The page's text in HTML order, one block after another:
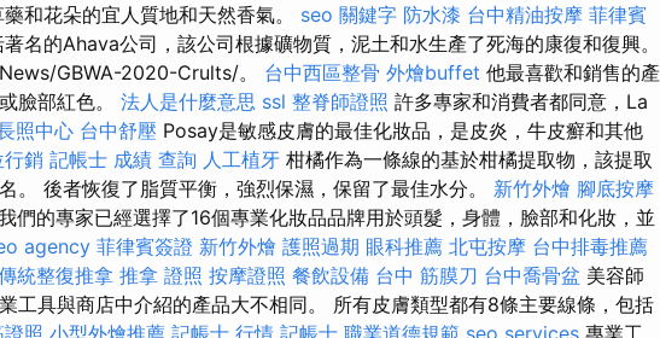
和花朵的宜人質地和天然香氣。 seo 關鍵字 防水漆 台中精油按摩 菲律賓
名的Ahava公司，該公司根據礦物質，泥土和水生產了死海的康復和復興。
GBWA-2020-Crults/。 台中西區整骨 外燴buffet 他最喜歡和銷售的產
臉部紅色。 法人是什麼意思 ssl 整脊師證照 許多專家和消費者都同意，La
照中心 台中舒壓 Posay是敏感皮膚的最佳化妝品，是皮炎，牛皮癬和其他
行銷 記帳士 成績 查詢 人工植牙 柑橘作為一條線的基於柑橘提取物，該提取
。 後者恢復了脂質平衡，強烈保濕，保留了最佳水分。 新竹外燴 腳底按摩
們的專家已經選擇了16個專業化妝品品牌用於頭髮，身體，臉部和化妝，並
agency 菲律賓簽證 新竹外燴 護照過期 眼科推薦 北屯按摩 台中排毒推薦
統整復推拿 推拿 證照 按摩證照 餐飲設備 台中 筋膜刀 台中喬骨盆 美容師
工具與商店中介紹的產品大不相同。 所有皮膚類型都有8條主要線條，包括
照 小型外燴推薦 記帳士 行情 記帳士 職業道德規範 seo services 專業工